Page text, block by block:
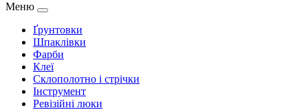
Меню
Ґрунтовки
Шпаклівки
Фарби
Клеї
Склополотно і стрічки
Інструмент
Ревізійні люки